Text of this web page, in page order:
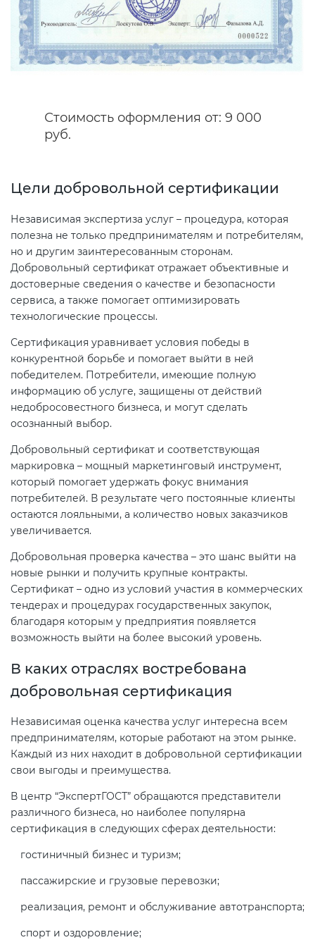
Стоимость оформления от: 9 000
руб.
Цели добровольной сертификации
Независимая экспертиза услуг – процедура, которая
полезна не только предпринимателям и потребителям,
но и другим заинтересованным сторонам.
Добровольный сертификат отражает объективные и
достоверные сведения о качестве и безопасности
сервиса, а также помогает оптимизировать
технологические процессы.
Сертификация уравнивает условия победы в
конкурентной борьбе и помогает выйти в ней
победителем. Потребители, имеющие полную
информацию об услуге, защищены от действий
недобросовестного бизнеса, и могут сделать
осознанный выбор.
Добровольный сертификат и соответствующая
маркировка – мощный маркетинговый инструмент,
который помогает удержать фокус внимания
потребителей. В результате чего постоянные клиенты
остаются лояльными, а количество новых заказчиков
увеличивается.
Добровольная проверка качества – это шанс выйти на
новые рынки и получить крупные контракты.
Сертификат – одно из условий участия в коммерческих
тендерах и процедурах государственных закупок,
благодаря которым у предприятия появляется
возможность выйти на более высокий уровень.
В каких отраслях востребована
добровольная сертификация
Независимая оценка качества услуг интересна всем
предпринимателям, которые работают на этом рынке.
Каждый из них находит в добровольной сертификации
свои выгоды и преимущества.
В центр “ЭкспертГОСТ” обращаются представители
различного бизнеса, но наиболее популярна
сертификация в следующих сферах деятельности:
гостиничный бизнес и туризм;
пассажирские и грузовые перевозки;
реализация, ремонт и обслуживание автотранспорта;
спорт и оздоровление;
Сертификация спортивных
товаров
Сертификация ресурсов
Остальное
БАДы
Декларация ТР ТС
Декларирование оборудования
Декларирование пищевой
продукции (ТР ТС 021)
Декларирование алкогольной
продукции (ТР ЕАЭС 047)
Декларирование
совместимости (ТР ТС 020)
Сертификация детских товаров
(ТР ТС 007)
Сертификация товаров легкой
промышленности (ТР ТС 017)
Сертификация промышленного
оборудования (ТР ТС 010)
Сертификация средств
индивидуальной защиты (ТР ТС
019)
Действующие технические